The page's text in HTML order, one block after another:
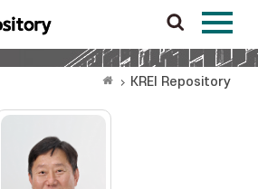
KREI Repository